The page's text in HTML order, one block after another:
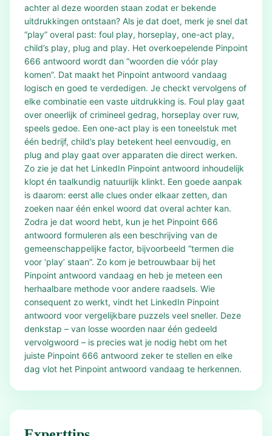
achter al deze woorden staan zodat er bekende
uitdrukkingen ontstaan? Als je dat doet, merk je snel dat
“play” overal past: foul play, horseplay, one-act play,
child’s play, plug and play. Het overkoepelende Pinpoint
666 antwoord wordt dan “woorden die vóór play
komen”. Dat maakt het Pinpoint antwoord vandaag
logisch en goed te verdedigen. Je checkt vervolgens of
elke combinatie een vaste uitdrukking is. Foul play gaat
over oneerlijk of crimineel gedrag, horseplay over ruw,
speels gedoe. Een one-act play is een toneelstuk met
één bedrijf, child’s play betekent heel eenvoudig, en
plug and play gaat over apparaten die direct werken.
Zo zie je dat het LinkedIn Pinpoint antwoord inhoudelijk
klopt én taalkundig natuurlijk klinkt. Een goede aanpak
is daarom: eerst alle clues onder elkaar zetten, dan
zoeken naar één enkel woord dat overal achter kan.
Zodra je dat woord hebt, kun je het Pinpoint 666
antwoord formuleren als een beschrijving van de
gemeenschappelijke factor, bijvoorbeeld “termen die
voor ‘play’ staan”. Zo kom je betrouwbaar bij het
Pinpoint antwoord vandaag en heb je meteen een
herhaalbare methode voor andere raadsels. Wie
consequent zo werkt, vindt het LinkedIn Pinpoint
antwoord voor vergelijkbare puzzels veel sneller. Deze
denkstap – van losse woorden naar één gedeeld
vervolgwoord – is precies wat je nodig hebt om het
juiste Pinpoint 666 antwoord zeker te stellen en elke
dag vlot het Pinpoint antwoord vandaag te herkennen.